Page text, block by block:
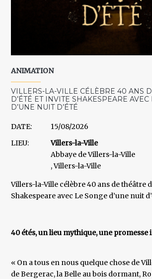
ANIMATION
VILLERS-LA-VILLE CÉLÈBRE 40 ANS
D’ÉTÉ ET INVITE SHAKESPEARE AVEC
D’UNE NUIT D’ÉTÉ
DATE:
15/08/2026
LIEU:
Villers-la-Ville
Abbaye de Villers-la-Ville
, Villers-la-Ville
Villers-la-Ville célèbre 40 ans de théâtre
Shakespeare avec Le Songe d’une nuit
40 étés, un lieu mythique, une
« On a tous en nous quelque chose de
de Bergerac, la Belle au bois dormant,